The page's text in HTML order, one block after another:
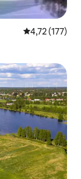
5 üzerinden
4,72 (177)